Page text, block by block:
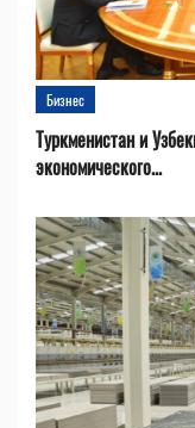
Бизнес
Туркменистан и
экономического...